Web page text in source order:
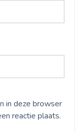
in deze browser
reactie plaats.